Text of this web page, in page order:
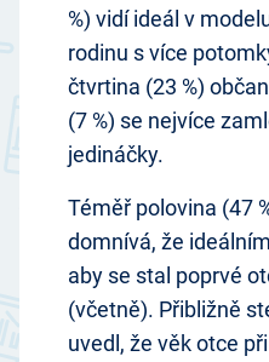
%) vidí ideál v
rodinu s více
čtvrtina (23 %)
(7 %) se nejvíce
jedináčky.
Téměř polovina (47
domnívá, že
aby se stal poprvé
(včetně). Přibližně
uvedl, že věk otce